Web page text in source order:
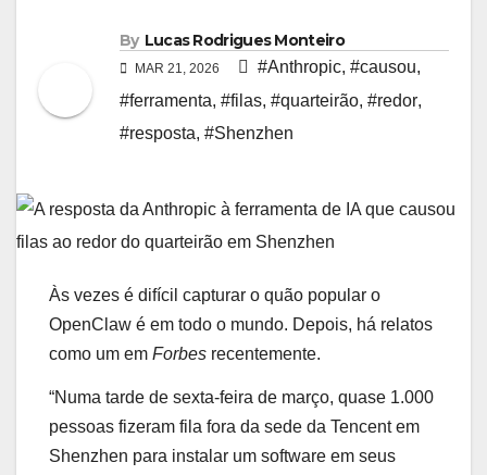
By Lucas Rodrigues Monteiro
MAR 21, 2026 #Anthropic, #causou,
#ferramenta, #filas, #quarteirão, #redor,
#resposta, #Shenzhen
Às vezes é difícil capturar o quão popular o
OpenClaw é em todo o mundo. Depois, há relatos
como um em Forbes recentemente.
“Numa tarde de sexta-feira de março, quase 1.000
pessoas fizeram fila fora da sede da Tencent em
Shenzhen para instalar um software em seus